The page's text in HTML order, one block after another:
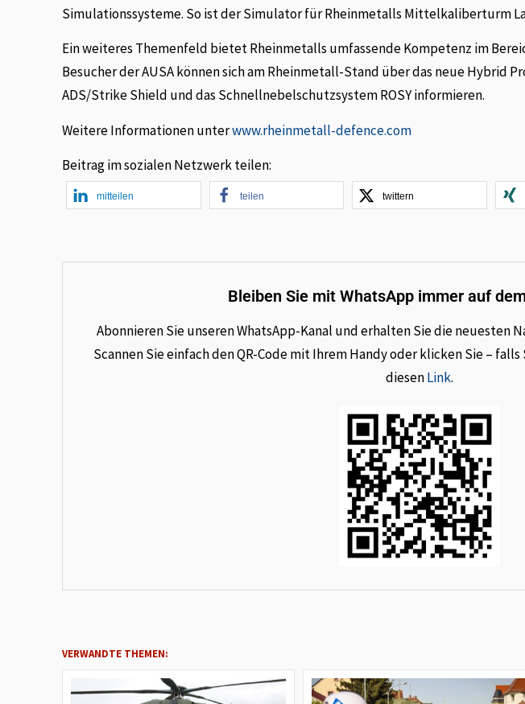
Simulationssysteme. So ist der Simulator für Rheinmetalls Mittelkaliberturm
Ein weiteres Themenfeld bietet Rheinmetalls umfassende Kompetenz im
Besucher der AUSA können sich am Rheinmetall-Stand über das neue Hybrid
ADS/Strike Shield und das Schnellnebelschutzsystem ROSY informieren.
Weitere Informationen unterwww.rheinmetall-defence.com
Beitrag im sozialen Netzwerk teilen:
mitteilen teilen twittern
Bleiben Sie mit WhatsApp immer auf
Abonnieren Sie unseren WhatsApp-Kanal und erhalten Sie die neuesten
Scannen Sie einfach den QR-Code mit Ihrem Handy oder klicken Sie –
diesenLink.
VERWANDTE THEMEN: